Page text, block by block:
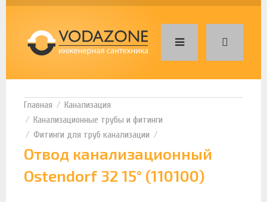
Канализация
Канализационные трубы и фитинги
Фитинги для труб канализации
Отвод канализационный
Ostendorf 32 15° (110100)